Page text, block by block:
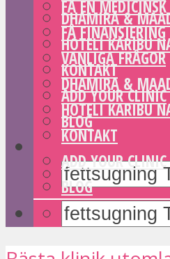
DHAMIRA &
HOTELI KARIBU
KONTAKT
ADD YOUR CLINIC
BLOG
FÅ EN MEDICINSK
FÅ FINANSIERING
VANLIGA FRÅGOR
DHAMIRA &
HOTELI KARIBU
KONTAKT
ADD YOUR CLINIC
BLOG